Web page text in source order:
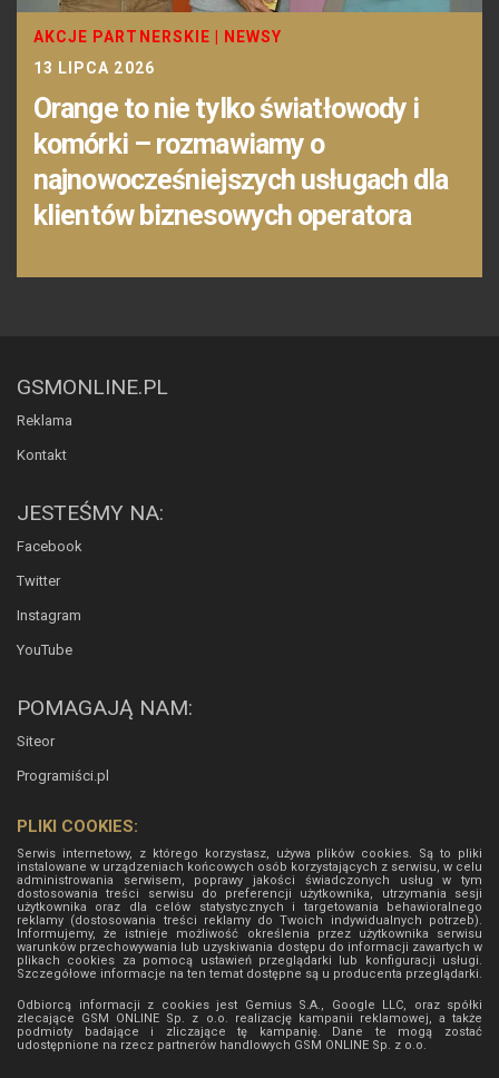
AKCJE PARTNERSKIE
NEWSY
13 LIPCA 2026
Orange to nie tylko światłowody i
komórki – rozmawiamy o
najnowocześniejszych usługach dla
klientów biznesowych operatora
GSMONLINE.PL
Reklama
Kontakt
JESTEŚMY NA:
Facebook
Twitter
Instagram
YouTube
POMAGAJĄ NAM:
Siteor
Programiści.pl
PLIKI COOKIES:
Serwis internetowy, z którego korzystasz, używa plików cookies. Są to pliki
instalowane w urządzeniach końcowych osób korzystających z serwisu, w celu
administrowania serwisem, poprawy jakości świadczonych usług w tym
dostosowania treści serwisu do preferencji użytkownika, utrzymania sesji
użytkownika oraz dla celów statystycznych i targetowania behawioralnego
reklamy (dostosowania treści reklamy do Twoich indywidualnych potrzeb).
Informujemy, że istnieje możliwość określenia przez użytkownika serwisu
warunków przechowywania lub uzyskiwania dostępu do informacji zawartych w
plikach cookies za pomocą ustawień przeglądarki lub konfiguracji usługi.
Szczegółowe informacje na ten temat dostępne są u producenta przeglądarki.
Odbiorcą informacji z cookies jest Gemius S.A., Google LLC, oraz spółki
zlecające GSM ONLINE Sp. z o.o. realizację kampanii reklamowej, a także
podmioty badające i zliczające tę kampanię. Dane te mogą zostać
udostępnione na rzecz partnerów handlowych GSM ONLINE Sp. z o.o.